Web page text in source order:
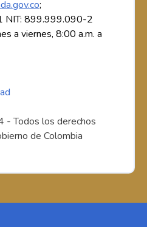
;
NIT: 899.999.090-2
a viernes, 8:00 a.m. a
Todos los derechos
de Colombia